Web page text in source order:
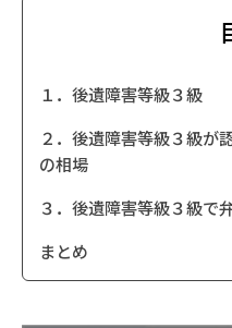
１．後遺障害等級３級
２．後遺障害等級３級が
の相場
３．後遺障害等級３級で
まとめ